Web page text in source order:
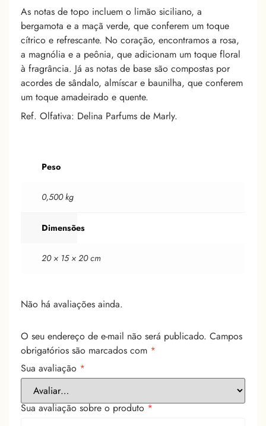
As notas de topo incluem o limão siciliano, a
bergamota e a maçã verde, que conferem um toque
cítrico e refrescante. No coração, encontramos a rosa,
a magnólia e a peônia, que adicionam um toque floral
à fragrância. Já as notas de base são compostas por
acordes de sândalo, almíscar e baunilha, que conferem
um toque amadeirado e quente.
Ref. Olfativa: Delina Parfums de Marly.
Peso
0,500 kg
Dimensões
20 × 15 × 20 cm
Não há avaliações ainda.
O seu endereço de e-mail não será publicado. Campos
obrigatórios são marcados com *
Sua avaliação *
Sua avaliação sobre o produto*